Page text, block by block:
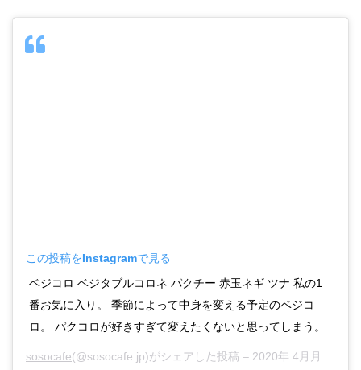
この投稿をInstagramで見る
ベジコロ ベジタブルコロネ パクチー 赤玉ネギ ツナ 私の1
番お気に入り。 季節によって中身を変える予定のベジコ
ロ。 パクコロが好きすぎて変えたくないと思ってしまう。
sosocafe(@sosocafe.jp)がシェアした投稿 – 2020年 4月月13日午後8時31分PDT